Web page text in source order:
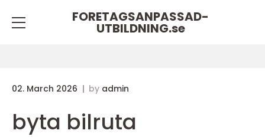
FORETAGSANPASSAD-
UTBILDNING.se
02. March 2026 by admin
byta bilruta